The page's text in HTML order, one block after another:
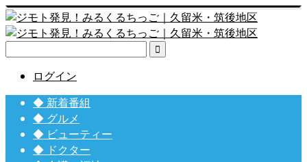

ログイン
◆ 新着番組
◆ グルメ
◆ ビューティー
◆ ドクター